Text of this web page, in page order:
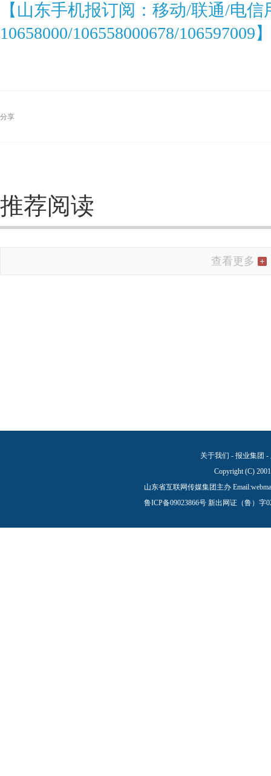
【山东手机报订阅：移动/联通/电
10658000/106558000678/106597009
分享
推荐阅读
查看更多
关于我们 - 报业集团 -
Copyright (C)
山东省互联网传媒集团主办 Email:
鲁ICP备09023866号 新出网证（鲁）字